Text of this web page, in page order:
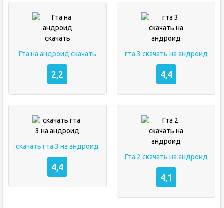
Гта на андроид скачать
2,2
гта 3 скачать на андроид
4,4
скачать гта 3 на андроид
4,4
Гта 2 скачать на андроид
4,1